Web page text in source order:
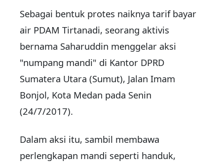
Sebagai bentuk protes naiknya tarif bayar
air PDAM Tirtanadi, seorang aktivis
bernama Saharuddin menggelar aksi
"numpang mandi" di Kantor DPRD
Sumatera Utara (Sumut), Jalan Imam
Bonjol, Kota Medan pada Senin
(24/7/2017).
Dalam aksi itu, sambil membawa
perlengkapan mandi seperti handuk,